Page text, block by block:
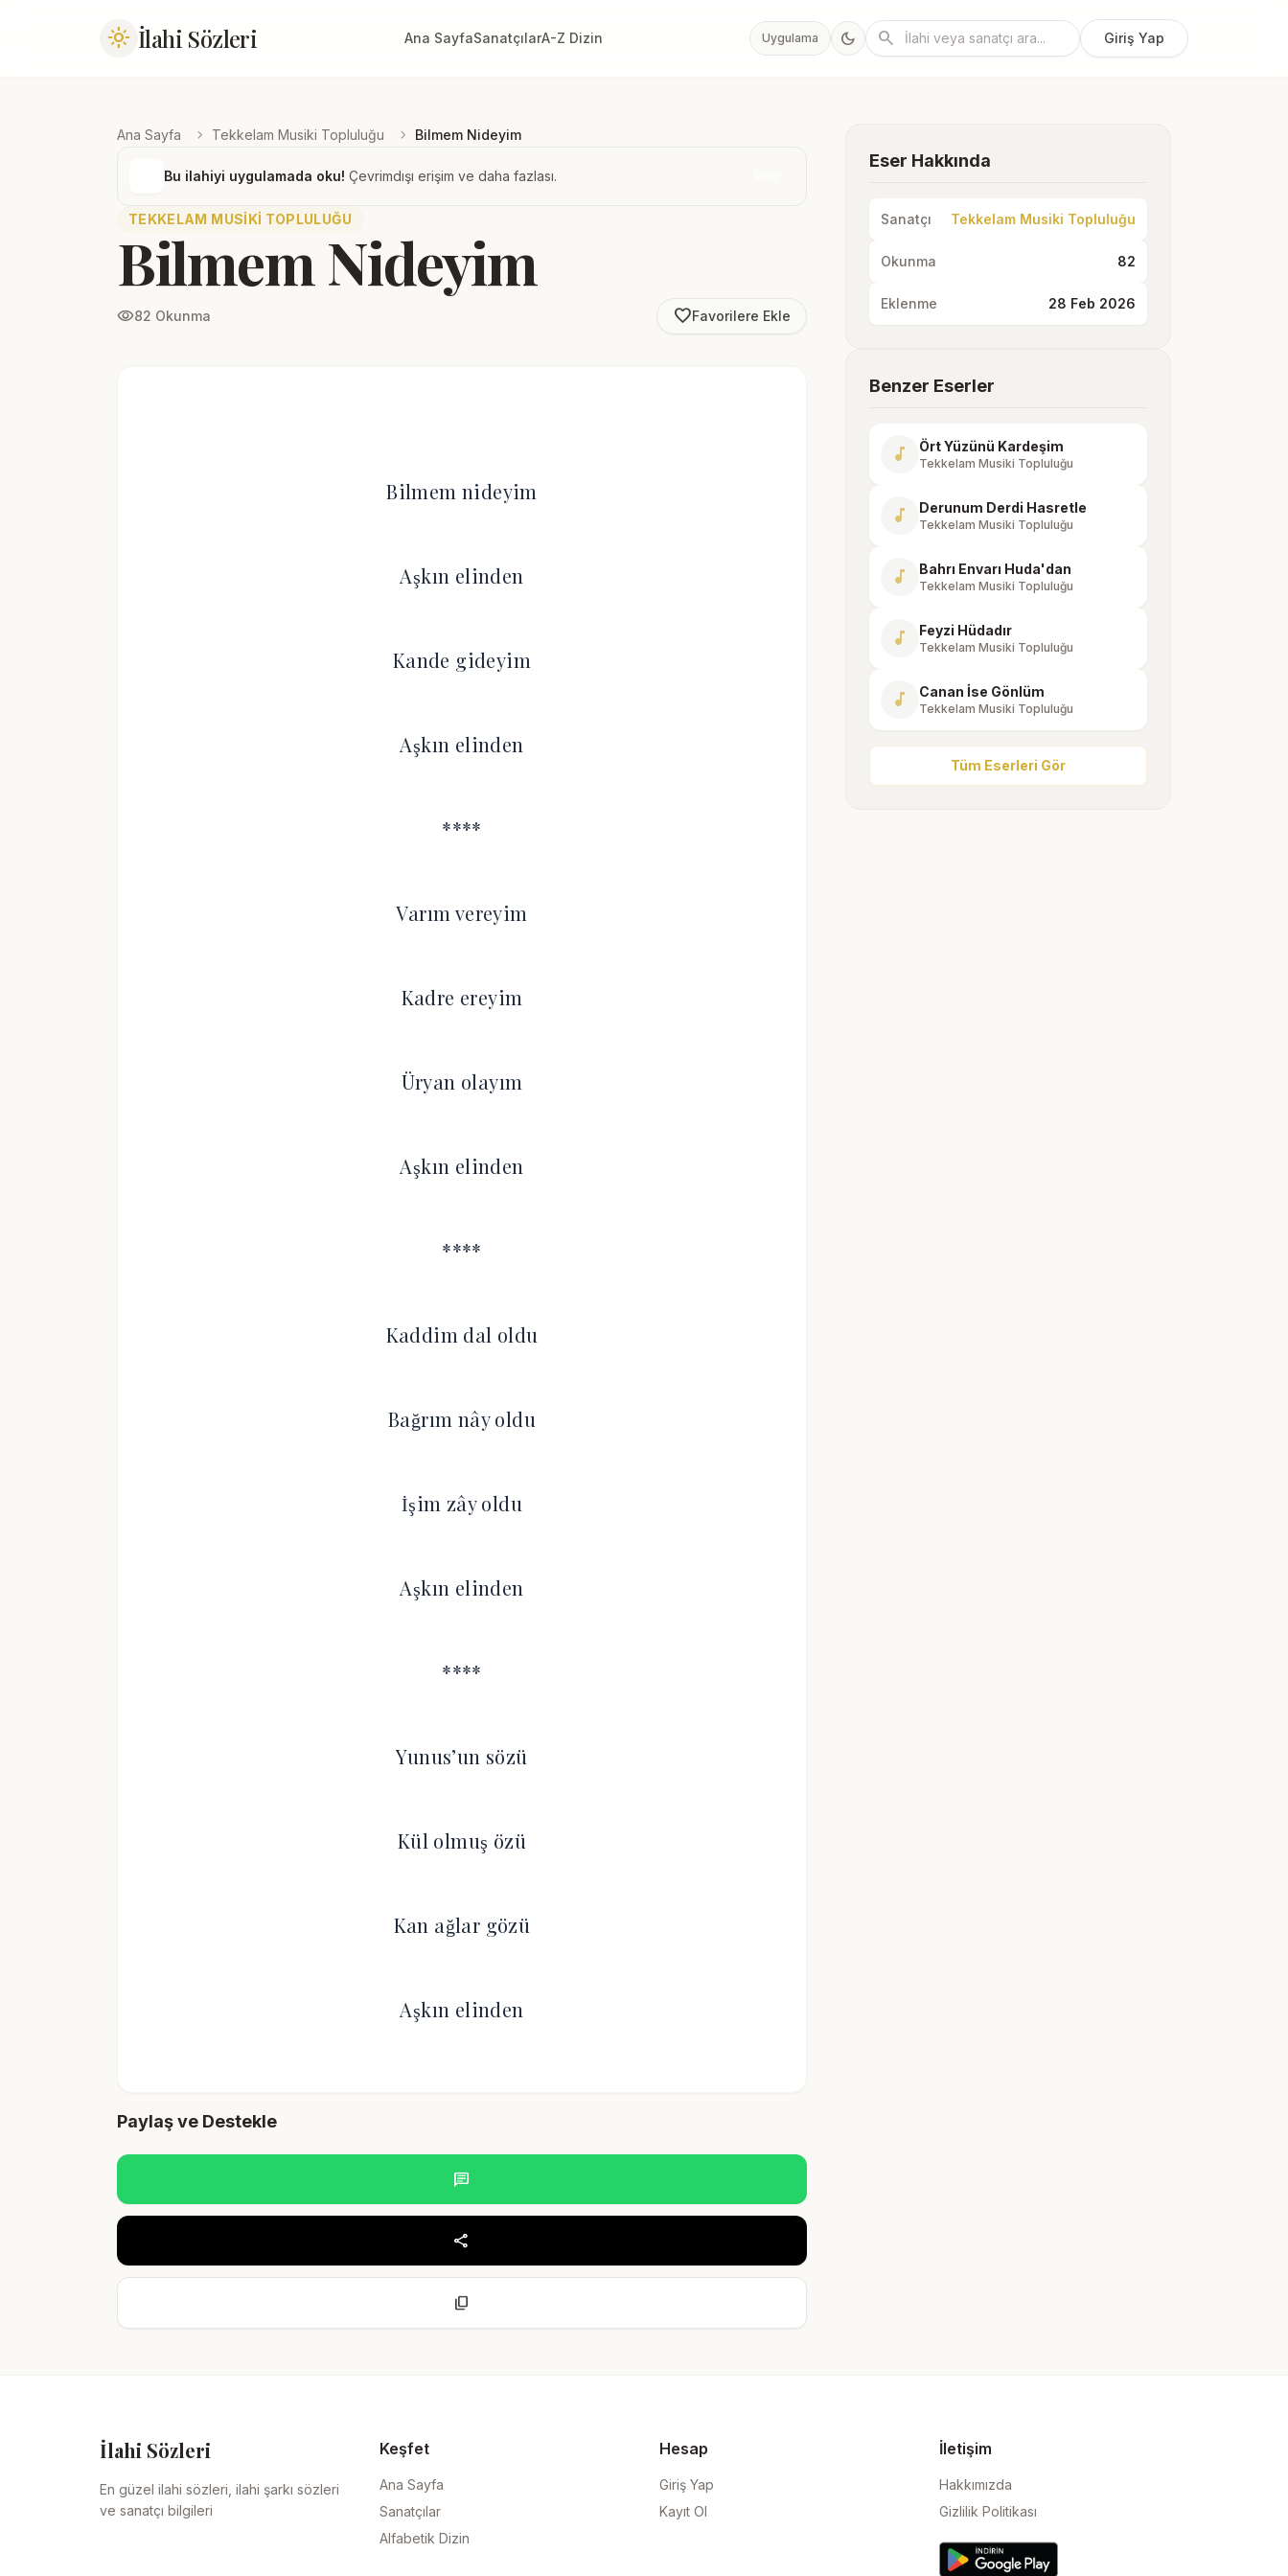
light_mode İlahi Sözleri Ana SayfaSanatçılarA-Z Dizin Uygulama dark_mode search Giriş Yap
Ana Sayfa chevron_right Tekkelam Musiki Topluluğu chevron_right Bilmem Nideyim
Bu ilahiyi uygulamada oku! Çevrimdışı erişim ve daha fazlası.
TEKKELAM MUSIKI TOPLULUĞU
Bilmem Nideyim
visibility82 Okunma favorite_borderFavorilere Ekle
Bilmem nideyim
Aşkın elinden
Kande gideyim
Aşkın elinden
****
Varım vereyim
Kadre ereyim
Üryan olayım
Aşkın elinden
****
Kaddim dal oldu
Bağrım nây oldu
İşim zây oldu
Aşkın elinden
****
Yunus’un sözü
Kül olmuş özü
Kan ağlar gözü
Aşkın elinden
Paylaş ve Destekle
chat
share
content_copy
Eser Hakkında
Sanatçı Tekkelam Musiki Topluluğu
Okunma 82
Eklenme 28 Feb 2026
Benzer Eserler
music_note Ört Yüzünü Kardeşim
Tekkelam Musiki Topluluğu
music_note Derunum Derdi Hasretle
Tekkelam Musiki Topluluğu
music_note Bahrı Envarı Huda'dan
Tekkelam Musiki Topluluğu
music_note Feyzi Hüdadır
Tekkelam Musiki Topluluğu
music_note Canan İse Gönlüm
Tekkelam Musiki Topluluğu
Tüm Eserleri Gör
İlahi Sözleri
En güzel ilahi sözleri, ilahi şarkı sözleri
ve sanatçı bilgileri
Keşfet
Ana Sayfa
Sanatçılar
Alfabetik Dizin
Hesap
Giriş Yap
Kayıt Ol
İletişim
Hakkımızda
Gizlilik Politikası